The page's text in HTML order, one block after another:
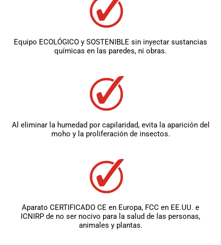
Equipo ECOLÓGICO y SOSTENIBLE sin inyectar sustancias
químicas en las paredes, ni obras.
Al eliminar la humedad por capilaridad, evita la aparición del
moho y la proliferación de insectos.
Aparato CERTIFICADO CE en Europa, FCC en EE.UU. e
ICNIRP de no ser nocivo para la salud de las personas,
animales y plantas.